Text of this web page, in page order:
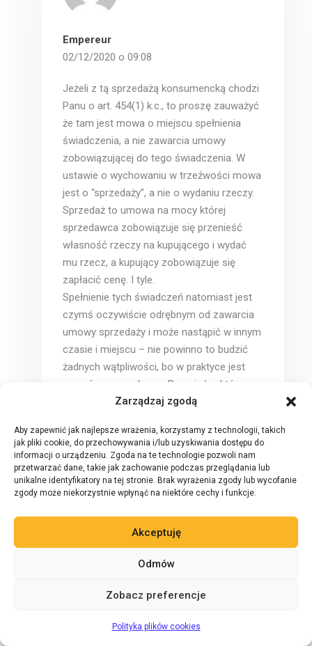
Zarządzaj zgodą
Aby zapewnić jak najlepsze wrażenia, korzystamy z technologii, takich
jak pliki cookie, do przechowywania i/lub uzyskiwania dostępu do
informacji o urządzeniu. Zgoda na te technologie pozwoli nam
przetwarzać dane, takie jak zachowanie podczas przeglądania lub
unikalne identyfikatory na tej stronie. Brak wyrażenia zgody lub wycofanie
zgody może niekorzystnie wpłynąć na niektóre cechy i funkcje.
Akceptuję
Odmów
Zobacz preferencje
Polityka plików cookies
Empereur
02/12/2020 o 09:08
Jeżeli z tą sprzedażą konsumencką chodzi
Panu o art. 454(1) k.c., to proszę zauważyć
że tam jest mowa o miejscu spełnienia
świadczenia, a nie zawarcia umowy
zobowiązującej do tego świadczenia. W
ustawie o wychowaniu w trzeźwości mowa
jest o “sprzedaży”, a nie o wydaniu rzeczy.
Sprzedaż to umowa na mocy której
sprzedawca zobowiązuje się przenieść
własność rzeczy na kupującego i wydać
mu rzecz, a kupujący zobowiązuje się
zapłacić cenę. I tyle.
Spełnienie tych świadczeń natomiast jest
czymś oczywiście odrębnym od zawarcia
umowy sprzedaży i może nastąpić w innym
czasie i miejscu – nie powinno to budzić
żadnych wątpliwości, bo w praktyce jest
czymś powszechnym. Przepisów, które
regulowałyby w jakiś szczególny sposób
wobec czego podlega to jedynie ogólnej,
dyspozytywnej regulacji z art. 70 k.c.
Nie ma zatem żadnych przyczyn, dla
których miałoby niedopuszczalne być
zawarta (choćby na mocy postanowienia
umowy – regulaminu sklepu, OWU itd.) w
zezwoleniem na sprzedaż alkoholu.
spełnione świadczenia stron, jest